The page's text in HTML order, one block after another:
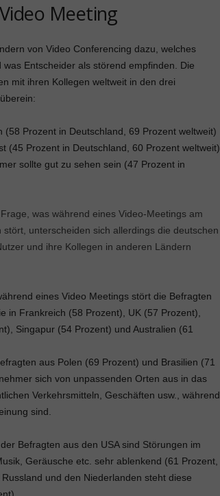
Meeting
von Video Conferencing dazu, welches
Entscheider als störend empfinden. Die
mit ihren Kollegen weltweit in den drei
Prozent in Deutschland, 69 Prozent weltweit)
(45 Prozent in Deutschland, 60 Prozent weltweit)
sollte gut zu sehen sein (47 Prozent in
was während eines Video-Meetings am
stört, unterscheiden sich allerdings die deutschen
und ihre Kollegen in anderen Ländern
eines Video Meetings stört die Befragten
in Frankreich (58 Prozent), UK (57 Prozent),
Singapur (54 Prozent) und Australien (61
aus Polen (69 Prozent) und Brasilien (71
sich von unpassenden Orten aus in das
Verkehrsmitteln, Geschäften usw., während
sind.
Befragten aus den USA sind Störungen im
Geräusche etc. sehr ablenkend (61 Prozent,
und den Niederlanden steht diese